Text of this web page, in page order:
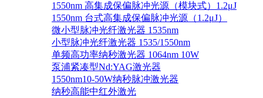
1550nm 高集成保偏脉冲光源（模块式）1.2μJ
1550nm 台式高集成保偏脉冲光源（1.2μJ）
微小型脉冲光纤激光器 1535nm
小型脉冲光纤激光器 1535/1550nm
单频高功率纳秒激光器 1064nm 10W
泵浦紧凑型Nd:YAG激光器
1550nm10-50W纳秒脉冲激光器
纳秒高能中红外激光